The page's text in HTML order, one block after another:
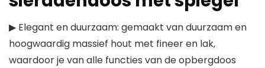
▶ Elegant en duurzaam: gemaakt van duurzaam en
hoogwaardig massief hout met fineer en lak,
waardoor je van alle functies van de opbergdoos